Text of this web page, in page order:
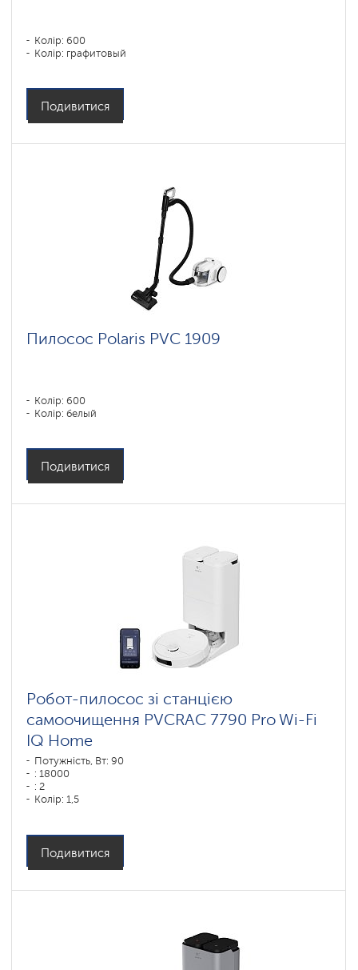
Колір: 600
Колір: графитовый
Подивитися
Пилосос Polaris PVC 1909
Колір: 600
Колір: белый
Подивитися
Робот-пилосос зі станцією
самоочищення PVCRAC 7790 Pro Wi-Fi
IQ Home
Потужність, Вт: 90
: 18000
: 2
Колір: 1,5
Бічні щітки: 1
Подивитися